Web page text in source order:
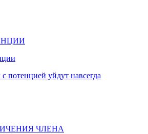
потенцией уйдут навсегда
ЧЛЕНА